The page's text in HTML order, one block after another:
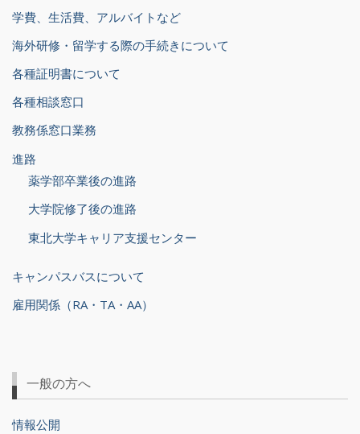
学費、生活費、アルバイトなど
海外研修・留学する際の手続きについて
各種証明書について
各種相談窓口
教務係窓口業務
進路
薬学部卒業後の進路
大学院修了後の進路
東北大学キャリア支援センター
キャンパスバスについて
雇用関係（RA・TA・AA）
一般の方へ
情報公開